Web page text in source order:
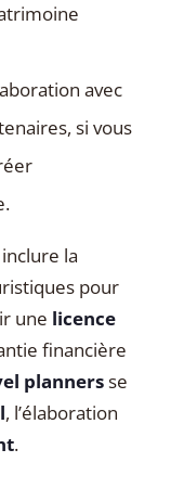
avec
si vous
la
pour
une licence
financière
plannersse
, l’élaboration
.